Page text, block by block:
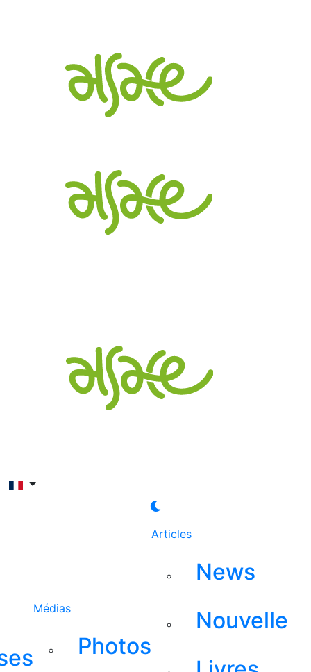
Médias
Photos
Articles
News
Nouvelle